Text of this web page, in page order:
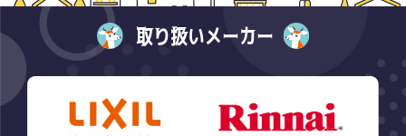
取り扱いメーカー